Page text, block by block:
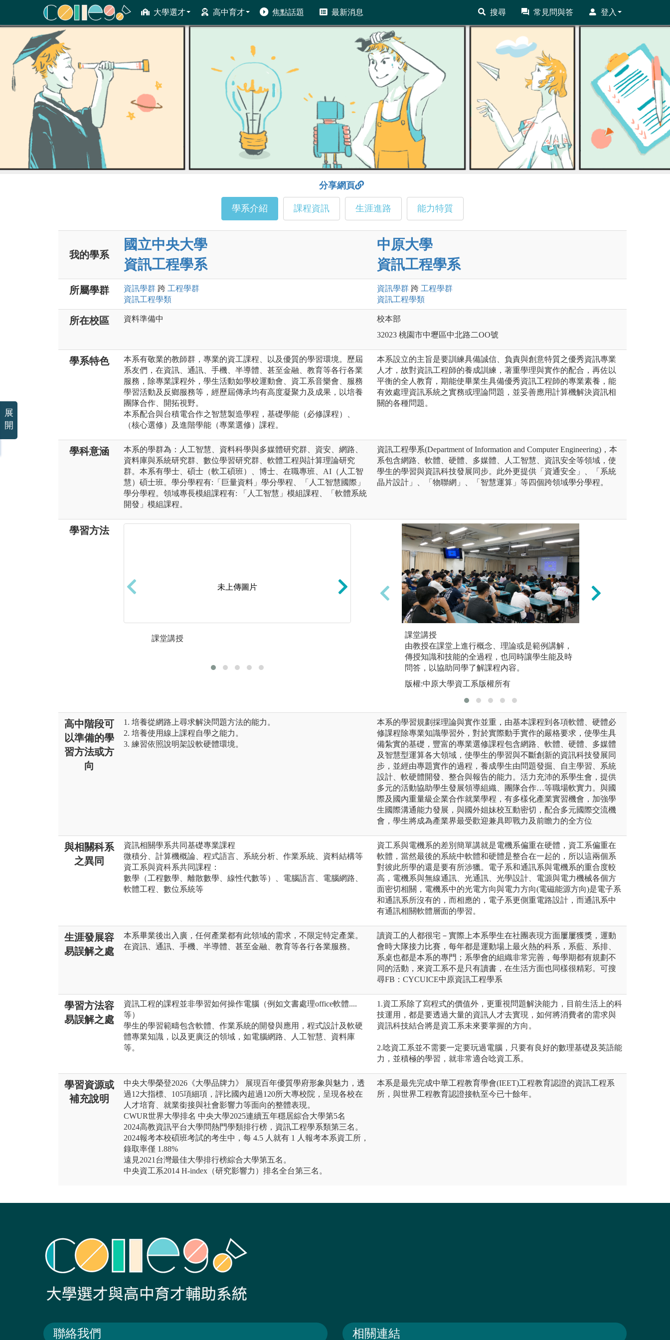
大學選才 高中育才 焦點話題 最新消息 搜尋 常見問與答 登入
ColleGo! 大學選才與高中育才輔助系統
分享網頁
學系介紹 課程資訊 生涯進路 能力特質
我的學系
國立中央大學
資訊工程學系
中原大學
資訊工程學系
所屬學群 資訊學群 跨 工程學群
資訊工程學類
資訊學群 跨 工程學群
資訊工程學類
所在校區 資料準備中
校本部
32023 桃園市中壢區中北路二OO號
學系特色
本系有敬業的教師群，專業的資工課程、以及優質的學習環境。歷屆
系友們，在資訊、通訊、手機、半導體、甚至金融、教育等各行各業
服務，除專業課程外，學生活動如學校運動會、資工系音樂會、服務
學習活動及反鄉服務等，經歷屆傳承均有高度凝聚力及成果，以培養
團隊合作、開拓視野。
本系配合與台積電合作之智慧製造學程，基礎學能（必修課程）、
（核心選修）及進階學能（專業選修）課程。
本系設立的主旨是要訓練具備誠信、負責與創意特質之優秀資訊專業
人才，故對資訊工程師的養成訓練，著重學理與實作的配合，再佐以
平衡的全人教育，期能使畢業生具備優秀資訊工程師的專業素養，能
有效處理資訊系統之實務或理論問題，並妥善應用計算機解決資訊相
關的各種問題。
學科意涵
本系的學群為：人工智慧、資料科學與多媒體研究群、資安、網路、
資料庫與系統研究群、數位學習研究群、軟體工程與計算理論研究
群。本系有學士、碩士（軟工碩班）、博士、在職專班、AI（人工智
慧）碩士班。學分學程有:「巨量資料」學分學程、「人工智慧國際」
學分學程。領域專長模組課程有: 「人工智慧」模組課程、「軟體系統
開發」模組課程。
資訊工程學系(Department of Information and Computer Engineering)，本
系包含網路、軟體、硬體、多媒體、人工智慧、資訊安全等領域，使
學生的學習與資訊科技發展同步。此外更提供「資通安全」、「系統
晶片設計」、「物聯網」、「智慧運算」等四個跨領域學分學程。
學習方法
未上傳圖片
課堂講授
電腦教室實習課程
圖解:系上最新AI PC電腦
課堂講授
由教授在課堂上進行概念、理論或是範例講解，
傳授知識和技能的全過程，也同時讓學生能及時
問答，以協助同學了解課程內容。
版權:中原大學資工系版權所有
高中階段可
以準備的學
習方法或方
向
1. 培養從網路上尋求解決問題方法的能力。
2. 培養使用線上課程自學之能力。
3. 練習依照說明架設軟硬體環境。
本系的學習規劃採理論與實作並重，由基本課程到各項軟體、硬體必
修課程除專業知識學習外，對於實際動手實作的嚴格要求，使學生具
備紮實的基礎，豐富的專業選修課程包含網路、軟體、硬體、多媒體
及智慧型運算各大領域，使學生的學習與不斷創新的資訊科技發展同
步，並經由專題實作的過程，養成學生由問題發掘、自主學習、系統
設計、軟硬體開發、整合與報告的能力。活力充沛的系學生會，提供
多元的活動協助學生發展領導組織、團隊合作…等職場軟實力。與國
際及國內重量級企業合作就業學程，有多樣化產業實習機會，加強學
生國際溝通能力發展，與國外姐妹校互動密切，配合多元國際交流機
會，學生將成為產業界最受歡迎兼具即戰力及前瞻力的全方位
與相關科系
之異同
資訊相關學系共同基礎專業課程
微積分、計算機概論、程式語言、系統分析、作業系統、資料結構等
資工系與資科系共同課程：
數學（工程數學、離散數學、線性代數等）、電腦語言、電腦網路、
軟體工程、數位系統等
資工系與電機系的差別簡單講就是電機系偏重在硬體，資工系偏重在
軟體，當然最後的系統中軟體和硬體是整合在一起的，所以這兩個系
對彼此所學的還是要有所涉獵。電子系和通訊系與電機系的重合度較
高，電機系與無線通訊、光通訊、光學設計、電源與電力機械各個方
面密切相關，電機系中的光電方向與電力方向(電磁能源方向)是電子系
和通訊系所沒有的，而相應的，電子系更側重電路設計，而通訊系中
有通訊相關軟體層面的學習。
生涯發展容
易誤解之處
本系畢業後出入廣，任何產業都有此領域的需求，不限定特定產業。
在資訊、通訊、手機、半導體、甚至金融、教育等各行各業服務。
讀資工的人都很宅－實際上本系學生在社團表現方面屢屢獲獎，運動
會時大隊接力比賽，每年都是運動場上最火熱的科系，系藍、系排、
系桌也都是本系的專門；系學會的組織非常完善，每學期都有規劃不
同的活動，來資工系不是只有讀書，在生活方面也同樣很精彩。可搜
尋FB：CYCUICE中原資訊工程學系
學習方法容
易誤解之處
資訊工程的課程並非學習如何操作電腦（例如文書處理office軟體....
等）
學生的學習範疇包含軟體、作業系統的開發與應用，程式設計及軟硬
體專業知識，以及更廣泛的領域，如電腦網路、人工智慧、資料庫
等。
1.資工系除了寫程式的價值外，更重視問題解決能力，目前生活上的科
技運用，都是要透過大量的資訊人才去實現，如何將消費者的需求與
資訊科技結合將是資工系未來要掌握的方向。
2.唸資工系並不需要一定要玩過電腦，只要有良好的數理基礎及英語能
力，並積極的學習，就非常適合唸資工系。
學習資源或
補充說明
中央大學榮登2026《大學品牌力》 展現百年優質學府形象與魅力，透
過12大指標、105項細項，評比國內超過120所大專校院，呈現各校在
人才培育、就業銜接與社會影響力等面向的整體表現。
CWUR世界大學排名 中央大學2025連續五年穩居綜合大學第5名
2024高教資訊平台大學問熱門學類排行榜，資訊工程學系類第三名。
2024報考本校碩班考試的考生中，每 4.5 人就有 1 人報考本系資工所，
錄取率僅 1.88%
遠見2021台灣最佳大學排行榜綜合大學第五名。
中央資工系2014 H-index（研究影響力）排名全台第三名。
本系是最先完成中華工程教育學會(IEET)工程教育認證的資訊工程系
所，與世界工程教育認證接軌至今已十餘年。
聯絡我們 相關連結
展
開